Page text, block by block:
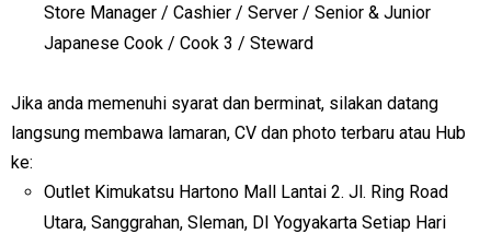
Store Manager / Cashier / Server / Senior & Junior
Japanese Cook / Cook 3 / Steward
Jika anda memenuhi syarat dan berminat, silakan datang
langsung membawa lamaran, CV dan photo terbaru atau Hub
ke:
Outlet Kimukatsu Hartono Mall Lantai 2. Jl. Ring Road
Utara, Sanggrahan, Sleman, DI Yogyakarta Setiap Hari